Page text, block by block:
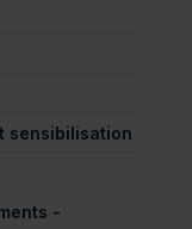
sensibilisation
-